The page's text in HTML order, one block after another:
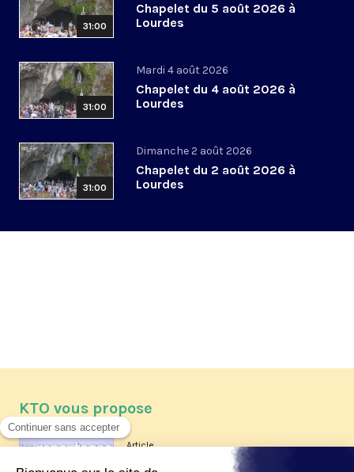
31:00
Chapelet du 5 août 2026 à
Lourdes
31:00
Mardi 4 août 2026
Chapelet du 4 août 2026 à
Lourdes
31:00
Dimanche 2 août 2026
Chapelet du 2 août 2026 à
Lourdes
KTO vous propose
Article
Les reportages d'été 2026 de KTO